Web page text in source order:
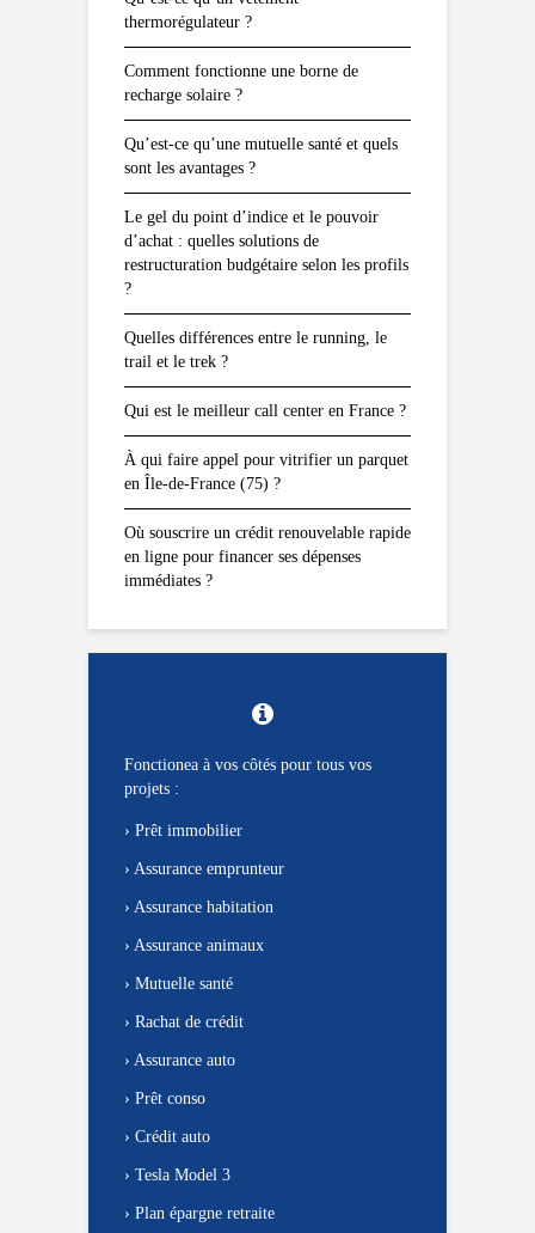
thermorégulateur ?
Comment fonctionne une borne de
recharge solaire ?
Qu’est-ce qu’une mutuelle santé et quels
sont les avantages ?
Le gel du point d’indice et le pouvoir
d’achat : quelles solutions de
restructuration budgétaire selon les profils
?
Quelles différences entre le running, le
trail et le trek ?
Qui est le meilleur call center en France ?
À qui faire appel pour vitrifier un parquet
en Île-de-France (75) ?
Où souscrire un crédit renouvelable rapide
en ligne pour financer ses dépenses
immédiates ?
Fonctionea à vos côtés pour tous vos
projets :
› Prêt immobilier
› Assurance emprunteur
› Assurance habitation
› Assurance animaux
› Mutuelle santé
› Rachat de crédit
› Assurance auto
› Prêt conso
› Crédit auto
› Tesla Model 3
› Plan épargne retraite